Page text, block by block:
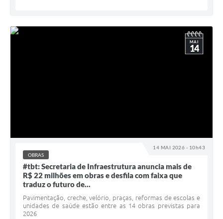
14 MAI 2026 - 10h43
MAI
14
OBRAS
#tbt: Secretaria de Infraestrutura anuncia mais de
R$ 22 milhões em obras e desfila com faixa que
traduz o futuro de...
Pavimentação, creche, velório, praças, reformas de escolas e
unidades de saúde estão entre as 14 obras previstas para
2026